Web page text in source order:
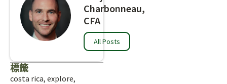
Charbonneau,
CFA
All Posts
標籤
costa rica, explore,